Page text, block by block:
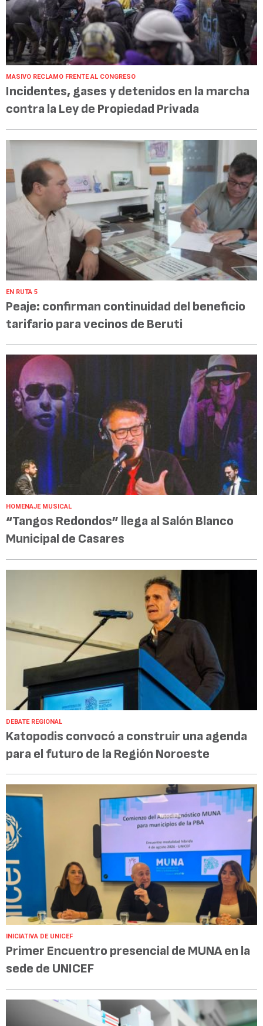
MASIVO RECLAMO FRENTE AL CONGRESO
Incidentes, gases y detenidos en la marcha
contra la Ley de Propiedad Privada
EN RUTA 5
Peaje: confirman continuidad del beneficio
tarifario para vecinos de Beruti
HOMENAJE MUSICAL
“Tangos Redondos” llega al Salón Blanco
Municipal de Casares
DEBATE REGIONAL
Katopodis convocó a construir una agenda
para el futuro de la Región Noroeste
INICIATIVA DE UNICEF
Primer Encuentro presencial de MUNA en la
sede de UNICEF